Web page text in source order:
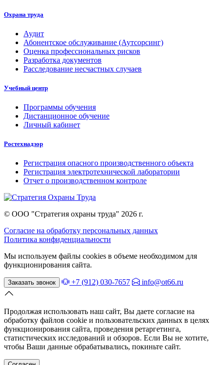
Охрана труда
Аудит
Абонентское обслуживание (Аутсорсинг)
Оценка профессиональных рисков
Разработка документов
Расследование несчастных случаев
Учебный центр
Программы обучения
Дистанционное обучение
Личный кабинет
Ростехнадзор
Регистрация опасного производственного объекта
Регистрация электротехнической лаборатории
Отчет о производственном контроле
© ООО "Стратегия охраны труда" 2026 г.
Согласие на обработку персональных данных
Политика конфиденциальности
Мы используем файлы cookies в объеме необходимом для
функционирования сайта.
Заказать звонок +7 (912) 030-7657 info@ot66.ru
Продолжая использовать наш сайт, Вы даете согласие на
обработку файлов cookie и пользовательских данных в целях
функционирования сайта, проведения ретаргетинга,
статистических исследований и обзоров. Если Вы не хотите,
чтобы Ваши данные обрабатывались, покиньте сайт.